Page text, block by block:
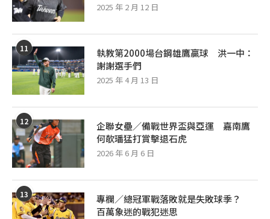
2025 年 2 月 12 日
11
執教第2000場台鋼雄鷹贏球 洪一中：
謝謝選手們
2025 年 4 月 13 日
12
企聯女壘／備戰世界盃與亞運 嘉南鷹
何欹璠猛打賞擊退石虎
2026 年 6 月 6 日
13
專欄／總冠軍戰落敗就是失敗球季？
百萬象迷的戰犯迷思